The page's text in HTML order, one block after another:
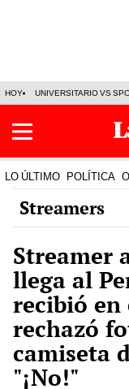
HOY UNIVERSITARIO VS
LO ÚLTIMO POLÍTICA
Streamers
Streamer
llega al
recibió en
rechazó
camiseta
"¡No!"